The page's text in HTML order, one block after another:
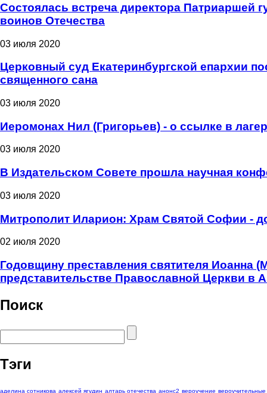
Состоялась встреча директора Патриаршей
воинов Отечества
03 июля 2020
Церковный суд Екатеринбургской епархии
священного сана
03 июля 2020
Иеромонах Нил (Григорьев) - о ссылке в
03 июля 2020
В Издательском Совете прошла научная
03 июля 2020
Митрополит Иларион: Храм Святой Софии -
02 июля 2020
Годовщину преставления святителя Иоанна
представительстве Православной Церкви в
Поиск
Тэги
аделина сотникова алексей ягудин алтарь отечества анонс2 вероучение